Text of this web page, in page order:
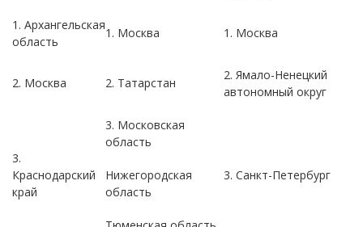
1. Архангельская
область
1. Москва 1. Москва
2. Москва 2. Татарстан
2. Ямало-Ненецкий
автономный округ
3.
Краснодарский
край
3. Московская
область
Нижегородская
область
3. Санкт-Петербург